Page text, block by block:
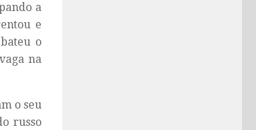
a
e
o
na
o seu
russo